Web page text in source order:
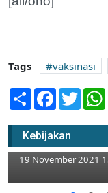
Tags vaksinasi
Share Facebook
Kebijakan
Pemkab
Tembakau ke
19 November 2021